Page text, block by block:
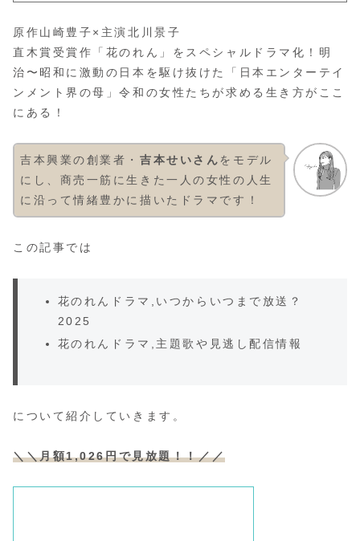
原作山崎豊子×主演北川景子
直木賞受賞作「花のれん」をスペシャルドラマ化！明
治〜昭和に激動の日本を駆け抜けた「日本エンターテイ
ンメント界の母」令和の女性たちが求める生き方がここ
にある！
吉本興業の創業者・吉本せいさんをモデル
にし、商売一筋に生きた一人の女性の人生
に沿って情緒豊かに描いたドラマです！
この記事では
花のれんドラマ,いつからいつまで放送？
2025
花のれんドラマ,主題歌や見逃し配信情報
について紹介していきます。
＼＼月額1,026円で見放題！！／／